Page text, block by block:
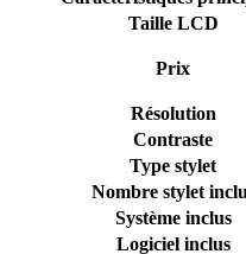
Taille LCD
Prix
Résolution
Contraste
Type stylet
Nombre stylet
Système inclus
Logiciel inclus